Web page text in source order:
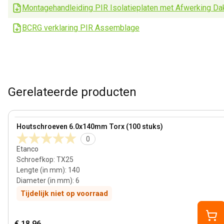
Montagehandleiding PIR Isolatieplaten met Afwerking
BCRG verklaring PIR Assemblage
Gerelateerde producten
Houtschroeven 6.0x140mm Torx (100 stuks)
0
Etanco
Schroefkop: TX25
Lengte (in mm): 140
Diameter (in mm): 6
Tijdelijk niet op voorraad
View product